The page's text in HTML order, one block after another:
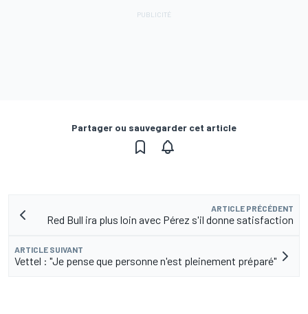
Partager ou sauvegarder cet article
ARTICLE PRÉCÉDENT
Red Bull ira plus loin avec Pérez s'il donne satisfaction
ARTICLE SUIVANT
Vettel : "Je pense que personne n'est pleinement préparé"